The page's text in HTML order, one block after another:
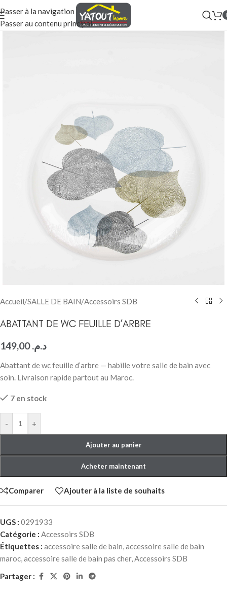
Passer à la navigation
Passer au contenu principal
Accueil/SALLE DE BAIN/Accessoirs SDB
ABATTANT DE WC FEUILLE D’ARBRE
د.م.149,00
Abattant de wc feuille d’arbre — habille votre salle de bain avec
soin. Livraison rapide partout au Maroc.
7 en stock
- +
Ajouter au panier
Acheter maintenant
Comparer Ajouter à la liste de souhaits
UGS : 0291933
Catégorie : Accessoirs SDB
Étiquettes : accessoire salle de bain accessoire salle de bain
maroc accessoire salle de bain pas cher, Accessoirs SDB
Partager :